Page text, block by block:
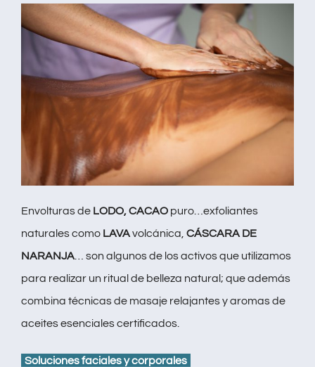
Envolturas de LODO, CACAO puro…exfoliantes
naturales como LAVAvolcánica, CÁSCARA DE
NARANJA… son algunos de los activos que utilizamos
para realizar un ritual de belleza natural; que además
combina técnicas de masaje relajantes y aromas de
aceites esenciales certificados.
Soluciones faciales y corporales